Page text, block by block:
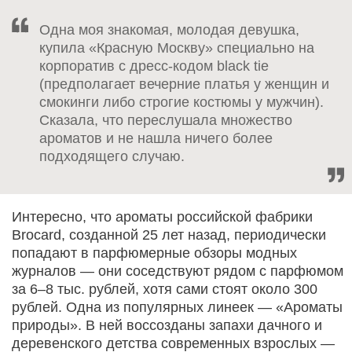
Одна моя знакомая, молодая девушка,
купила «Красную Москву» специально на
корпоратив с дресс-кодом black tie
(предполагает вечерние платья у женщин и
смокинги либо строгие костюмы у мужчин).
Сказала, что переслушала множество
ароматов и не нашла ничего более
подходящего случаю.
Интересно, что ароматы российской фабрики
Brocard, созданной 25 лет назад, периодически
попадают в парфюмерные обзоры модных
журналов — они соседствуют рядом с парфюмом
за 6–8 тыс. рублей, хотя сами стоят около 300
рублей. Одна из популярных линеек — «Ароматы
природы». В ней воссозданы запахи дачного и
деревенского детства современных взрослых —